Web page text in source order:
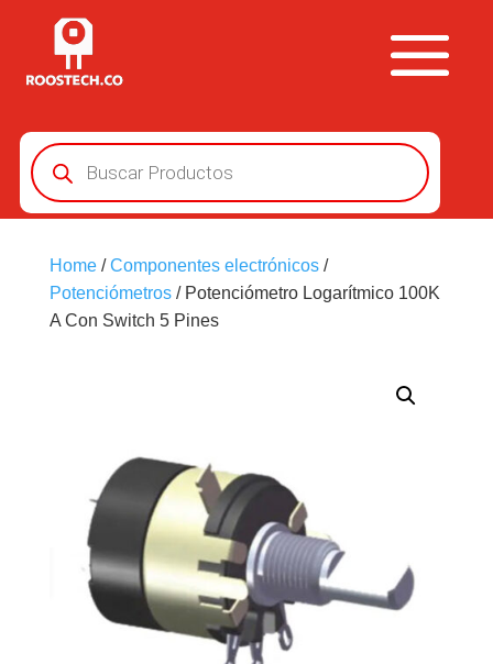
Búsqueda
de
productos
Home/Componentes electrónicos/
Potenciómetros/ Potenciómetro Logarítmico 100K
A Con Switch 5 Pines